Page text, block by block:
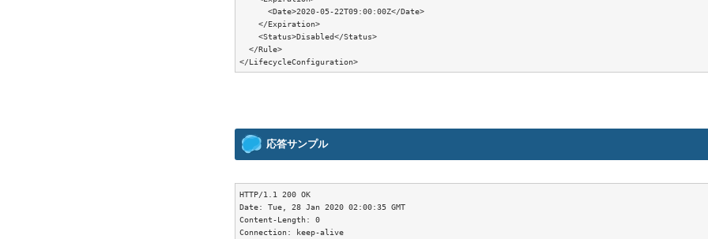
      <Date>2020-05-22T09:00:00Z</Date>
    </Expiration>
    <Status>Disabled</Status>
  </Rule>
応答サンプル
HTTP/1.1 200 OK
Date: Tue, 28 Jan 2020 02:00:35 GMT
Content-Length: 0
Connection: keep-alive